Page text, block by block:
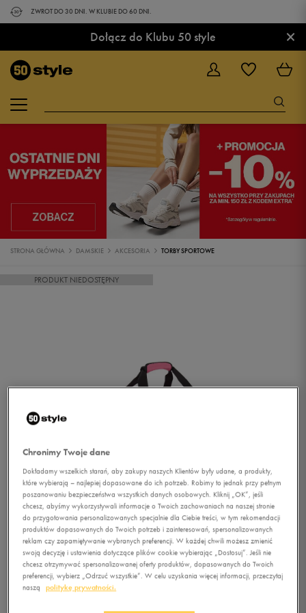
ZWROT DO 30 DNI. W KLUBIE DO 60 DNI.
Dołącz do Klubu 50 style ×
STRONA GŁÓWNA DAMSKIE AKCESORIA TORBY SPORTOWE
PRODUKT NIEDOSTĘPNY
Chronimy Twoje dane
Dokładamy wszelkich starań, aby zakupy naszych Klientów były udane, a produkty,
które wybierają – najlepiej dopasowane do ich potrzeb. Robimy to jednak przy pełnym
poszanowaniu bezpieczeństwa wszystkich danych osobowych. Kliknij „OK”, jeśli
chcesz, abyśmy wykorzystywali informacje o Twoich zachowaniach na naszej stronie
do przygotowania personalizowanych specjalnie dla Ciebie treści, w tym rekomendacji
produktów dopasowanych do Twoich potrzeb i zainteresowań, spersonalizowanych
reklam czy zapamiętywanie wybranych preferencji. W każdej chwili możesz zmienić
swoją decyzję i ustawienia dotyczące plików cookie wybierając „Dostosuj”. Jeśli nie
chcesz otrzymywać spersonalizowanej oferty produktów, dopasowanych do Twoich
preferencji, wybierz „Odrzuć wszystkie”. W celu uzyskania więcej informacji, przeczytaj
naszą
politykę prywatności.